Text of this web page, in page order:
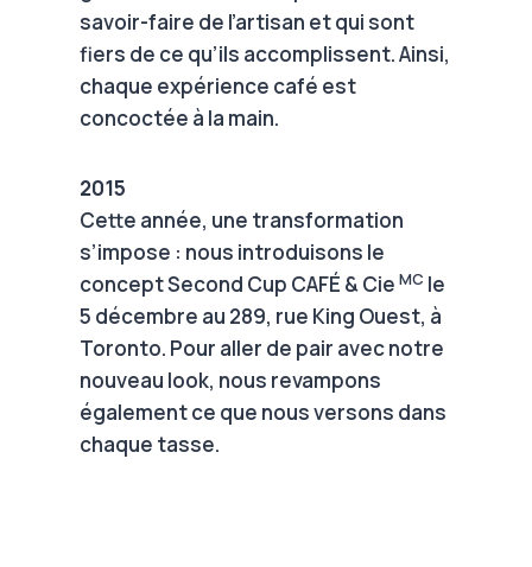
savoir-faire de l’artisan et qui sont
fiers de ce qu’ils accomplissent. Ainsi,
chaque expérience café est
concoctée à la main.
2015
Cette année, une transformation
s’impose : nous introduisons le
concept Second Cup CAFÉ & CieMC le
5 décembre au 289, rue King Ouest, à
Toronto. Pour aller de pair avec notre
nouveau look, nous revampons
également ce que nous versons dans
chaque tasse.